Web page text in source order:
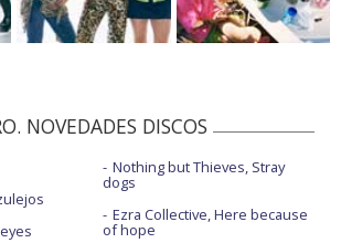
NOVEDADES DISCOS
Nothing but Thieves, Stray
dogs
Ezra Collective, Here because
of hope